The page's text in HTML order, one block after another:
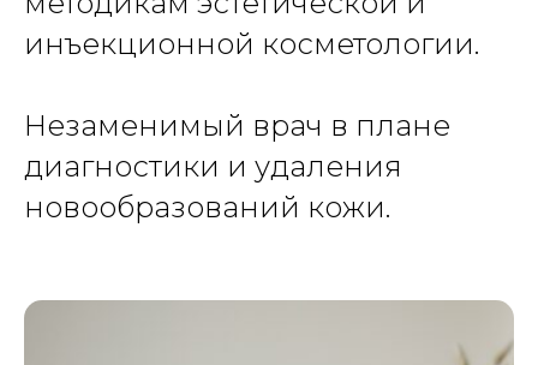
инъекционной косметологии.
Незаменимый врач в плане
диагностики и удаления
новообразований кожи.